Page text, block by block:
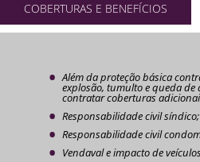
COBERTURAS E BENEFÍCIOS
Além da proteção básica
explosão, tumulto e queda de
contratar coberturas
Responsabilidade civil síndico;
Responsabilidade civil
Vendaval e impacto de